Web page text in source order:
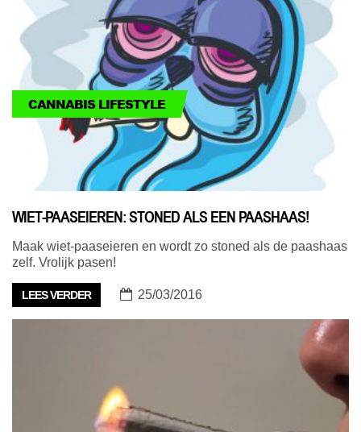
CANNABIS LIFESTYLE
WIET-PAASEIEREN: STONED ALS EEN PAASHAAS!
Maak wiet-paaseieren en wordt zo stoned als de paashaas
zelf. Vrolijk pasen!
LEES VERDER 25/03/2016